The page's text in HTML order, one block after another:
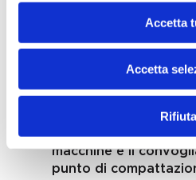
Accetta
Accetta
Rifiuta
carta, plastica e
L’installazione stand-
la bricchettatrice
utensile, adatta a
centro di lavoro.
centralizzata
macchine e li
punto di